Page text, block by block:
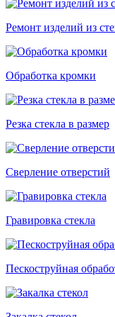
Ремонт изделий из
Обработка кромки
Резка стекла в размер
Сверление отверстий
Гравировка стекла
Пескоструйная